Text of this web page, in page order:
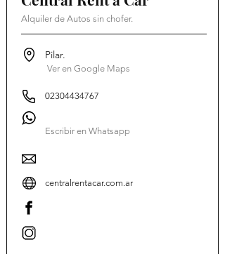
Alquiler de Autos sin chofer.
Pilar.
Ver en Google Maps
02304434767
Escribir en Whatsapp
centralrentacar.com.ar